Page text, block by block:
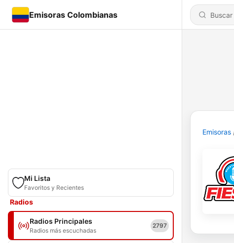
Emisoras Colombianas
Mi Lista
Favoritos y Recientes
Radios
Radios Principales
Radios más escuchadas
2797
Emisoras